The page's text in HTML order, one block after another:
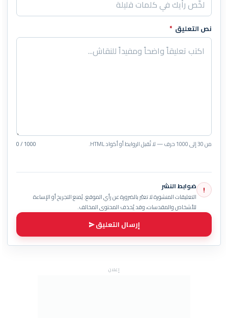
نص التعليق *
من 30 إلى 1000 حرف — لا تُقبل الروابط أو أكواد HTML. 0 / 1000
! ضوابط النشر
التعليقات المنشورة لا تعبّر بالضرورة عن رأي الموقع. يُمنع التجريح أو الإساءة
للأشخاص والمقدسات، وقد يُحذف المحتوى المخالف.
إرسال التعليق
إعلان